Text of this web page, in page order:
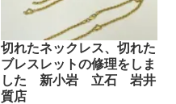
切れたネックレス、切れた
ブレスレットの修理をしま
した 新小岩 立石 岩井
質店